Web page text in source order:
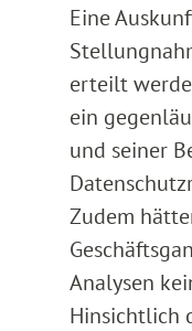
Eine
erteilt
ein
und seiner
Zudem
Analysen
Hinsichtlich